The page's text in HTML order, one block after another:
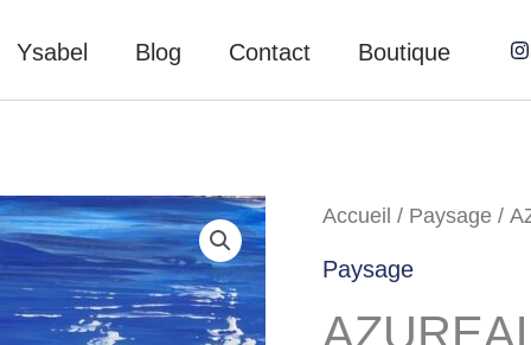
Ysabel Blog Contact Boutique
Accueil / Paysage /
Paysage